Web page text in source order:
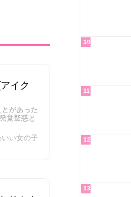
イク
があった
覚疑惑と
い女の子
10
11
12
13